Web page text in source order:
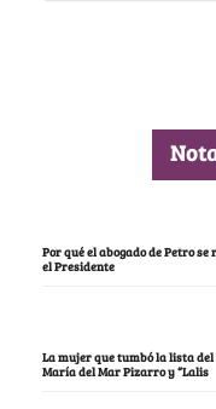
Por qué el abogado de Petro
el Presidente
La mujer que tumbó la lista
María del Mar Pizarro y “Lalis